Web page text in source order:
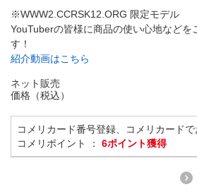
※WWW2.CCRSK12.ORG 限定モデル
YouTuberの皆様に商品の使い心地などを
す！
紹介動画はこちら
ネット販売
価格（税込）
コメリカード番号登録、コメリカード
コメリポイント ： 6ポイント獲得